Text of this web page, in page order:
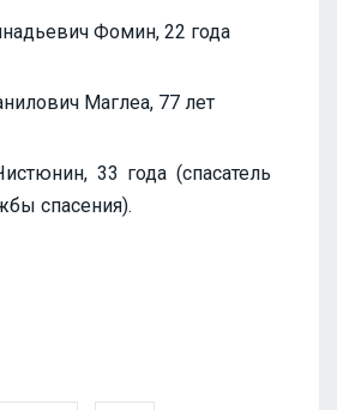
Фомин, 22 года
Маглеа, 77 лет
33 года (спасатель
спасения).